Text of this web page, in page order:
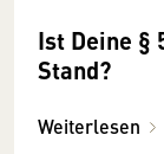
Ist Deine §
Stand?
Weiterlesen